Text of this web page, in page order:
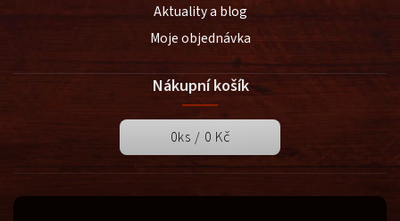
Aktuality a blog
Moje objednávka
Nákupní košík
0ks / 0 Kč